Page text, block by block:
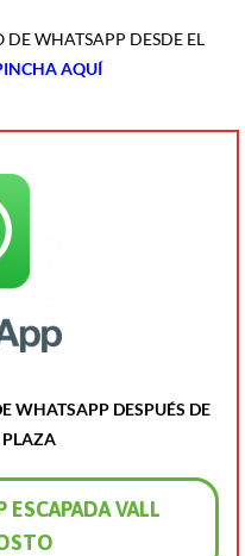
DE WHATSAPP DESDE EL
AQUÍ
WHATSAPP DESPUÉS DE
PLAZA
VALL